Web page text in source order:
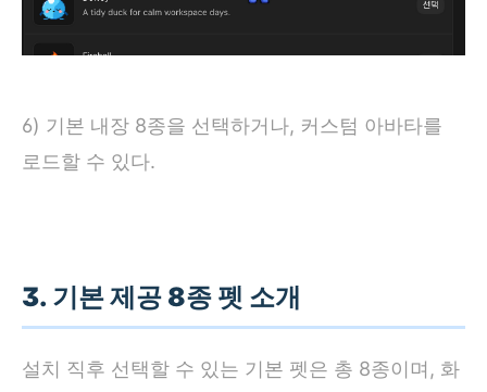
6) 기본 내장 8종을 선택하거나, 커스텀 아바타를
로드할 수 있다.
3. 기본 제공 8종 펫 소개
설치 직후 선택할 수 있는 기본 펫은 총 8종이며, 화